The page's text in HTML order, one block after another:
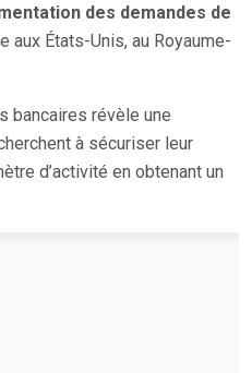
des demandes de
aux États-Unis, au Royaume-
bancaires révèle une
à sécuriser leur
d’activité en obtenant un